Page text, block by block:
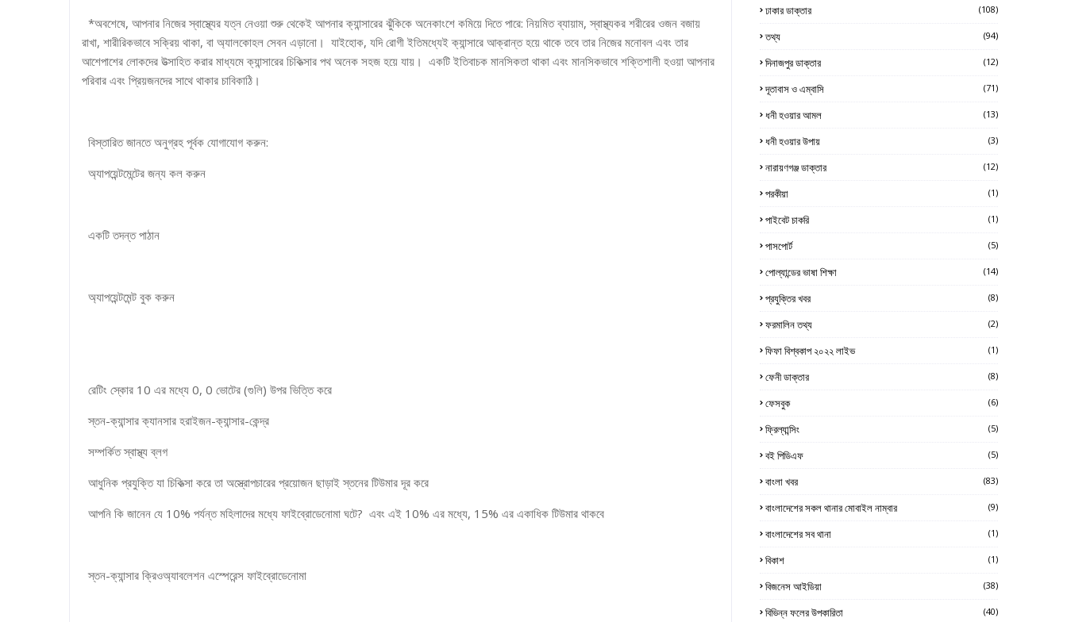
*অবশেষে, আপনার নিজের স্বাস্থ্যের যত্ন নেওয়া শুরু থেকেই আপনার ক্যান্সারের ঝুঁকিকে অনেকাংশে কমিয়ে দিতে পারে: নিয়মিত ব্যায়াম, স্বাস্থ্যকর শরীরের ওজন বজায়
রাখা, শারীরিকভাবে সক্রিয় থাকা, বা অ্যালকোহল সেবন এড়ানো। যাইহোক, যদি রোগী ইতিমধ্যেই ক্যান্সারে আক্রান্ত হয়ে থাকে তবে তার নিজের মনোবল এবং তার
আশেপাশের লোকদের উত্সাহিত করার মাধ্যমে ক্যান্সারের চিকিত্সার পথ অনেক সহজ হয়ে যায়। একটি ইতিবাচক মানসিকতা থাকা এবং মানসিকভাবে শক্তিশালী হওয়া আপনার
পরিবার এবং প্রিয়জনদের সাথে থাকার চাবিকাঠি।
বিস্তারিত জানতে অনুগ্রহ পূর্বক যোগাযোগ করুন:
অ্যাপয়েন্টমেন্টের জন্য কল করুন
একটি তদন্ত পাঠান
অ্যাপয়েন্টমেন্ট বুক করুন
রেটিং স্কোর 10 এর মধ্যে 0, 0 ভোটের (গুলি) উপর ভিত্তি করে
স্তন-ক্যান্সার ক্যানসার হরাইজন-ক্যান্সার-কেন্দ্র
সম্পর্কিত স্বাস্থ্য ব্লগ
আধুনিক প্রযুক্তি যা চিকিত্সা করে তা অস্ত্রোপচারের প্রয়োজন ছাড়াই স্তনের টিউমার দূর করে
আপনি কি জানেন যে 10% পর্যন্ত মহিলাদের মধ্যে ফাইব্রোডেনোমা ঘটে? এবং এই 10% এর মধ্যে, 15% এর একাধিক টিউমার থাকবে
স্তন-ক্যান্সার ক্রিওঅ্যাবলেশন এস্পেরেন্স ফাইব্রোডেনোমা
ঢাকার ডাক্তার (108)
তথ্য (94)
দিনাজপুর ডাক্তার (12)
দূতাবাস ও এম্বাসি (71)
ধনী হওয়ার আমল (13)
ধনী হওয়ার উপায় (3)
নারায়ণগঞ্জ ডাক্তার (12)
পরকীয়া (1)
পাইবেট চাকরি (1)
পাসপোর্ট (5)
পোল্যান্ডের ভাষা শিক্ষা (14)
প্রযুক্তির খবর (8)
ফরমালিন তথ্য (2)
ফিফা বিশ্বকাপ ২০২২ লাইভ (1)
ফেনী ডাক্তার (8)
ফেসবুক (6)
ফ্রিল্যান্সিং (5)
বই পিডিএফ (5)
বাংলা খবর (83)
বাংলাদেশের সকল থানার মোবাইল নাম্বার (9)
বাংলাদেশের সব থানা (1)
বিকাশ (1)
বিজনেস আইডিয়া (38)
বিভিন্ন ফলের উপকারিতা (40)